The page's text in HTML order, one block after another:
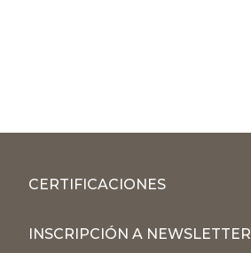
CERTIFICACIONES
INSCRIPCIÓN A NEWSLETTER